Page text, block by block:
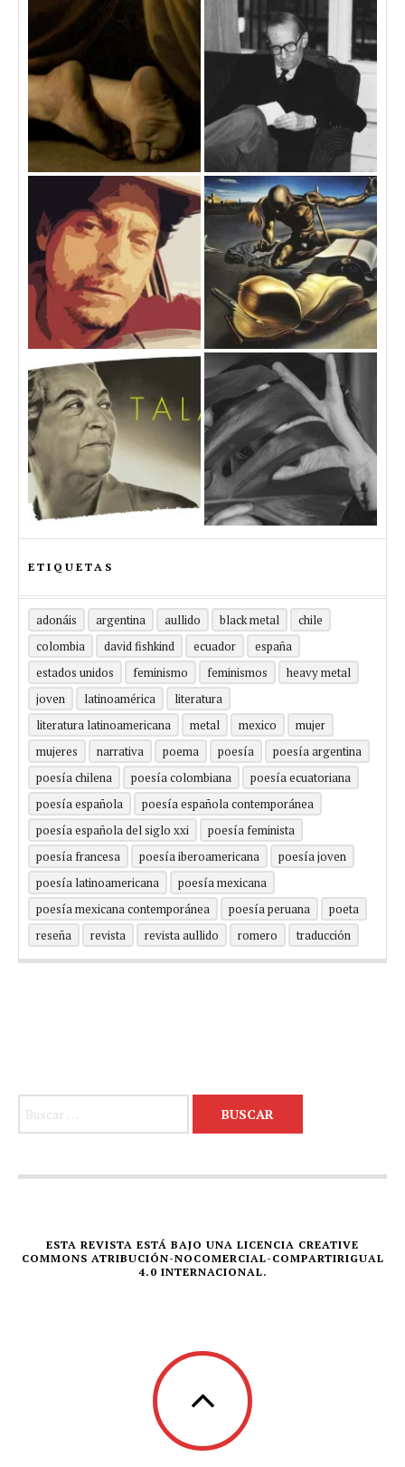
ETIQUETAS
adonáis argentina aullido black metal
chile
colombia
david fishkind ecuador
españa
estados unidos
feminismo feminismos
heavy metal
joven
latinoamérica
literatura
literatura latinoamericana
metal mexico
mujer
mujeres
narrativa poema poesía
poesía argentina
poesía chilena
poesía colombiana
poesía ecuatoriana
poesía española
poesía española contemporánea
poesía española del siglo xxi
poesía feminista
poesía francesa
poesía iberoamericana
poesía joven
poesía latinoamericana
poesía mexicana
poesía mexicana contemporánea
poesía peruana
poeta
reseña
revista revista aullido romero traducción
ESTA REVISTA ESTÁ BAJO UNA LICENCIA CREATIVE
COMMONS ATRIBUCIÓN-NOCOMERCIAL-COMPARTIRIGUAL
4.0 INTERNACIONAL.